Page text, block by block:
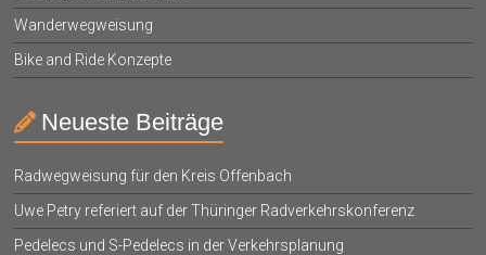
Wanderwegweisung
Bike and Ride Konzepte
Neueste Beiträge
Radwegweisung für den Kreis Offenbach
Uwe Petry referiert auf der Thüringer Radverkehrskonferenz
Pedelecs und S-Pedelecs in der Verkehrsplanung